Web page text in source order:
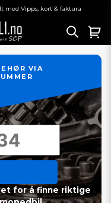
med Vipps, kort & faktura
VIA
for å finne riktige